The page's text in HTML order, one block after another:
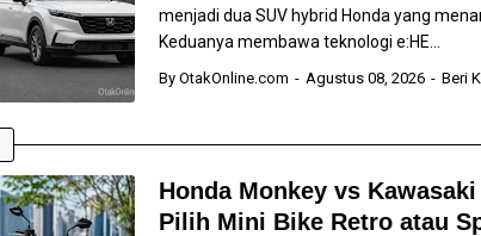
menjadi dua SUV hybrid Honda yang
Keduanya membawa teknologi e:HE...
By OtakOnline.com Agustus 08, 2026 Beri
Honda Monkey vs Kawasaki
Pilih Mini Bike Retro atau